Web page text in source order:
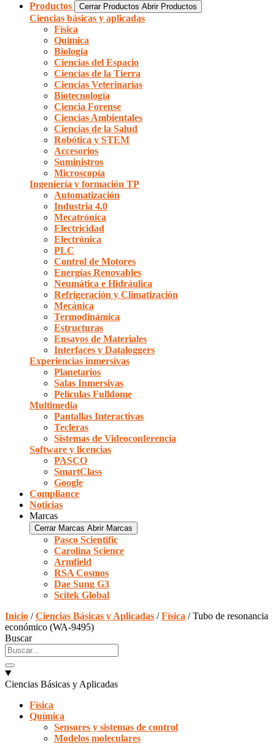
Productos
Cerrar Productos Abrir Productos
Ciencias básicas y aplicadas
Física
Química
Biología
Ciencias del Espacio
Ciencias de la Tierra
Ciencias Veterinarias
Biotecnología
Ciencia Forense
Ciencias Ambientales
Ciencias de la Salud
Robótica y STEM
Accesorios
Suministros
Microscopía
Ingeniería y formación TP
Automatización
Industria 4.0
Mecatrónica
Electricidad
Electrónica
PLC
Control de Motores
Energías Renovables
Neumática e Hidráulica
Refrigeración y Climatización
Mecánica
Termodinámica
Estructuras
Ensayos de Materiales
Interfaces y Dataloggers
Experiencias inmersivas
Planetarios
Salas Inmersivas
Películas Fulldome
Multimedia
Pantallas Interactivas
Tecleras
Sistemas de Videoconferencia
Software y licencias
PASCO
SmartClass
Google
Compliance
Noticias
Marcas
Cerrar Marcas Abrir Marcas
Pasco Scientific
Carolina Science
Armfield
RSA Cosmos
Dae Sung G3
Scitek Global
Inicio /Ciencias Básicas y Aplicadas /Física / Tubo de resonancia
económico (WA-9495)
Buscar
Ciencias Básicas y Aplicadas
Física
Química
Sensores y sistemas de control
Modelos moleculares